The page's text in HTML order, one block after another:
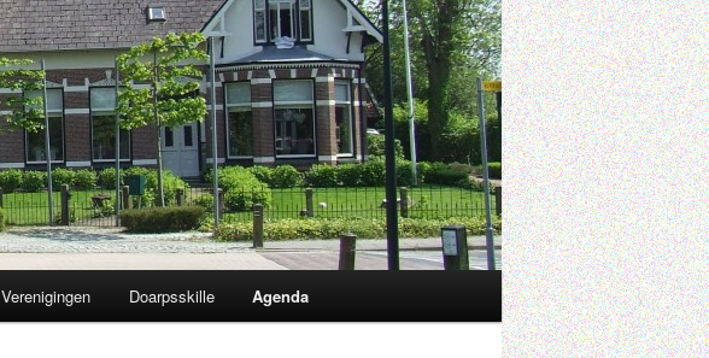
Verenigingen Doarpsskille Agenda